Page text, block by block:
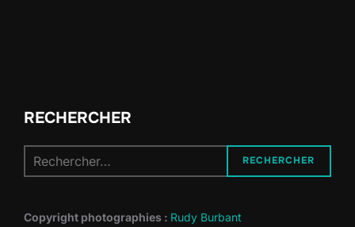
RECHERCHER
pour :
RECHERCHER
Copyright photographies : Rudy Burbant